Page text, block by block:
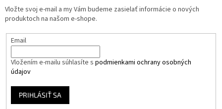
Vložte svoj e-mail a my Vám budeme zasielať informácie o nových
produktoch na našom e-shope.
Email
Vložením e-mailu súhlasíte s podmienkami ochrany osobných
údajov
PRIHLÁSIŤ SA